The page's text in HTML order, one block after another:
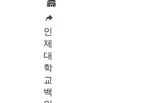
인
제
대
학
교
백